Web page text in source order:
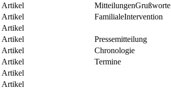
Artikel MitteilungenGrußworte
Artikel FamilialeIntervention
Artikel
Artikel Pressemitteilung
Artikel Chronologie
Artikel Termine
Artikel
Artikel